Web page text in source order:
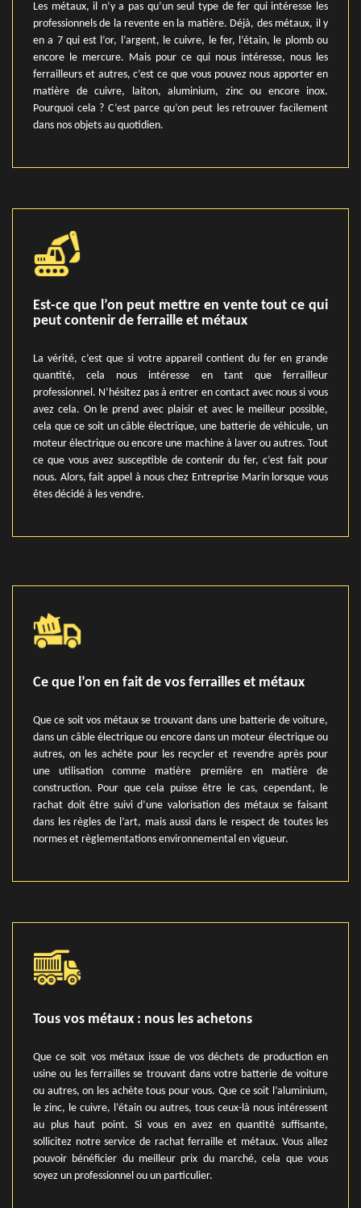
Les métaux, il n’y a pas qu’un seul type de fer qui intéresse les
professionnels de la revente en la matière. Déjà, des métaux, il y
en a 7 qui est l’or, l’argent, le cuivre, le fer, l’étain, le plomb ou
encore le mercure. Mais pour ce qui nous intéresse, nous les
ferrailleurs et autres, c’est ce que vous pouvez nous apporter en
matière de cuivre, laiton, aluminium, zinc ou encore inox.
Pourquoi cela ? C’est parce qu’on peut les retrouver facilement
dans nos objets au quotidien.
Est-ce que l’on peut mettre en vente tout ce qui
peut contenir de ferraille et métaux
La vérité, c’est que si votre appareil contient du fer en grande
quantité, cela nous intéresse en tant que ferrailleur
professionnel. N’hésitez pas à entrer en contact avec nous si vous
avez cela. On le prend avec plaisir et avec le meilleur possible,
cela que ce soit un câble électrique, une batterie de véhicule, un
moteur électrique ou encore une machine à laver ou autres. Tout
ce que vous avez susceptible de contenir du fer, c’est fait pour
nous. Alors, fait appel à nous chez Entreprise Marin lorsque vous
êtes décidé à les vendre.
Ce que l’on en fait de vos ferrailles et métaux
Que ce soit vos métaux se trouvant dans une batterie de voiture,
dans un câble électrique ou encore dans un moteur électrique ou
autres, on les achète pour les recycler et revendre après pour
une utilisation comme matière première en matière de
construction. Pour que cela puisse être le cas, cependant, le
rachat doit être suivi d’une valorisation des métaux se faisant
dans les règles de l’art, mais aussi dans le respect de toutes les
normes et règlementations environnemental en vigueur.
Tous vos métaux : nous les achetons
Que ce soit vos métaux issue de vos déchets de production en
usine ou les ferrailles se trouvant dans votre batterie de voiture
ou autres, on les achète tous pour vous. Que ce soit l’aluminium,
le zinc, le cuivre, l’étain ou autres, tous ceux-là nous intéressent
au plus haut point. Si vous en avez en quantité suffisante,
sollicitez notre service de rachat ferraille et métaux. Vous allez
pouvoir bénéficier du meilleur prix du marché, cela que vous
soyez un professionnel ou un particulier.